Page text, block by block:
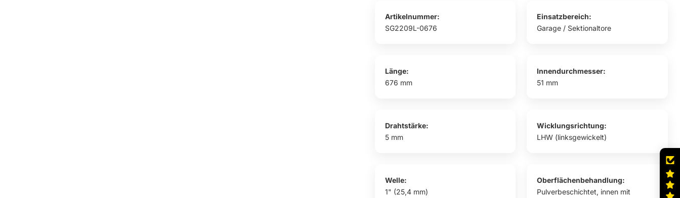
Artikelnummer:
SG2209L-0676
Einsatzbereich:
Garage / Sektionaltore
Länge:
676 mm
Innendurchmesser:
51 mm
Drahtstärke:
5 mm
Wicklungsrichtung:
LHW (linksgewickelt)
Welle:
1" (25,4 mm)
Oberflächenbehandlung:
Pulverbeschichtet, innen mit